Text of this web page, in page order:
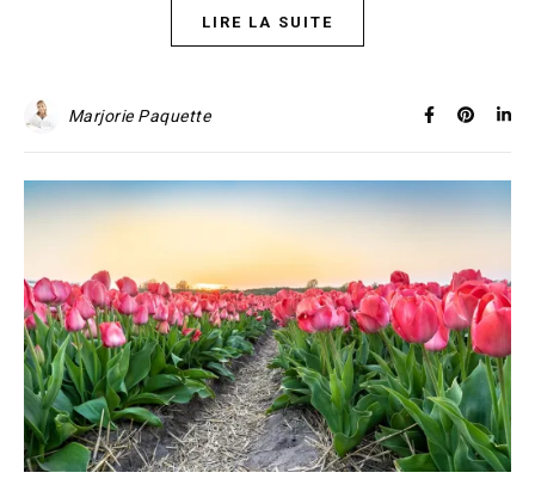
LIRE LA SUITE
Marjorie Paquette